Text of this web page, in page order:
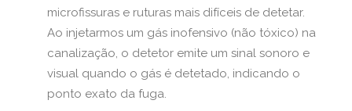
microfissuras e ruturas mais difíceis de detetar.
Ao injetarmos um gás inofensivo (não tóxico) na
canalização, o detetor emite um sinal sonoro e
visual quando o gás é detetado, indicando o
ponto exato da fuga.